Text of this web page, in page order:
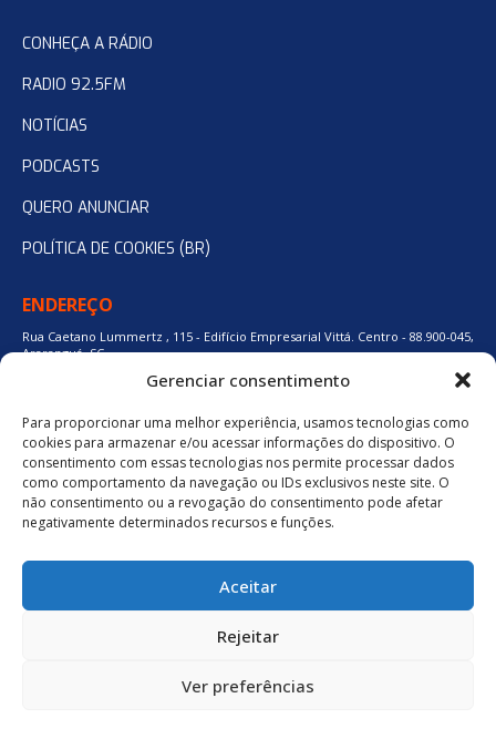
Gerenciar consentimento
Para proporcionar uma melhor experiência, usamos tecnologias como
cookies para armazenar e/ou acessar informações do dispositivo. O
consentimento com essas tecnologias nos permite processar dados
como comportamento da navegação ou IDs exclusivos neste site. O
não consentimento ou a revogação do consentimento pode afetar
negativamente determinados recursos e funções.
Aceitar
Rejeitar
Ver preferências
CONHEÇA A RÁDIO
RADIO 92.5FM
NOTÍCIAS
PODCASTS
QUERO ANUNCIAR
POLÍTICA DE COOKIES (BR)
ENDEREÇO
Rua Caetano Lummertz , 115 - Edifício Empresarial Vittá. Centro - 88.900-045,
Araranguá, SC.
48 3524-0137
48 9880-84667